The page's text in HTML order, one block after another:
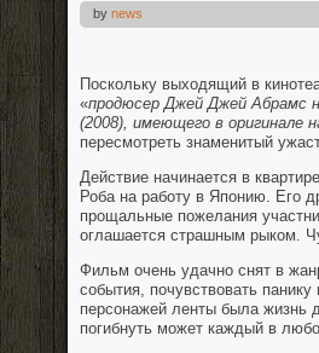
by news
Поскольку выходящий в
«продюсер Джей Джей Абрамс
(2008), имеющего в оригинале
пересмотреть знаменитый
Действие начинается в
Роба на работу в Японию. Его
прощальные пожелания
оглашается страшным рыком.
Фильм очень удачно снят в
события, почувствовать
персонажей ленты была жизнь
погибнуть может каждый в